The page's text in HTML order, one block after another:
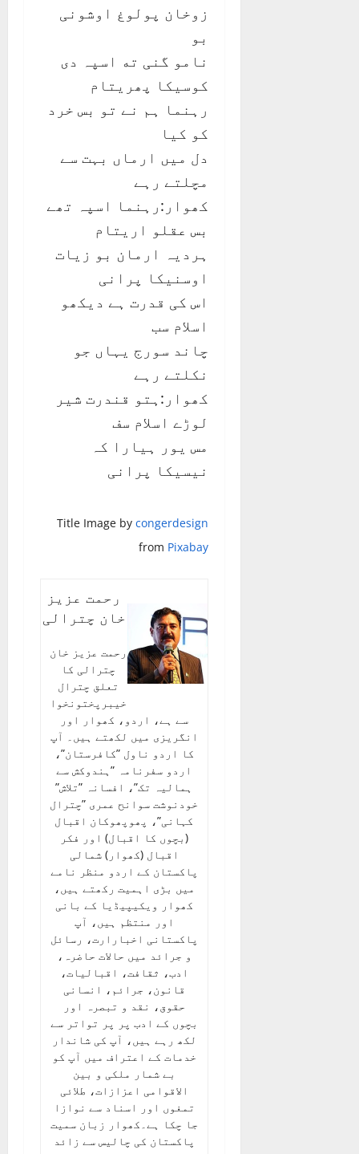
زوخان پولوغ اوشونی
بو
نامو گنی ته اسپہ دی
کوسیکا پھریتام
رہنما ہم نے تو بس خرد
کو کیا
دل میں ارماں بہت سے
مچلتے رہے
کھوار:رہنما اسپہ تھے
بس عقلو اریتام
ہردیہ ارمان بو زیات
اوسنیکا پرانی
اس کی قدرت ہے دیکھو
اسلام سب
چاند سورج یہاں جو
نکلتے رہے
کھوار:ہتو قندرت شیر
لوڑے اسلام سف
مس یور ہیارا کہ
نیسیکا پرانی
Title Image by congerdesign
from Pixabay
رحمت عزیز
خان چترالی
رحمت عزیز خان
چترالی کا
تعلق چترال
خیبرپختونخوا
سے ہے، اردو، کھوار اور
انگریزی میں لکھتے ہیں۔ آپ
کا اردو ناول ”کافرستان”،
اردو سفرنامہ ”ہندوکش سے
ہمالیہ تک”، افسانہ ”تلاش”
خودنوشت سوانح عمری ”چترال
کہانی”، پھوپھوکان اقبال
(بچوں کا اقبال) اور فکر
اقبال (کھوار) شمالی
پاکستان کے اردو منظر نامے
میں بڑی اہمیت رکھتے ہیں،
کھوار ویکیپیڈیا کے بانی
اور منتظم ہیں، آپ
پاکستانی اخبارارت، رسائل
و جرائد میں حالات حاضرہ،
ادب، ثقافت، اقبالیات،
قانون، جرائم، انسانی
حقوق، نقد و تبصرہ اور
بچوں کے ادب پر پر تواتر سے
لکھ رہے ہیں، آپ کی شاندار
خدمات کے اعتراف میں آپ کو
بے شمار ملکی و بین
الاقوامی اعزازات، طلائی
تمغوں اور اسناد سے نوازا
جا چکا ہے۔کھوار زبان سمیت
پاکستان کی چالیس سے زائد